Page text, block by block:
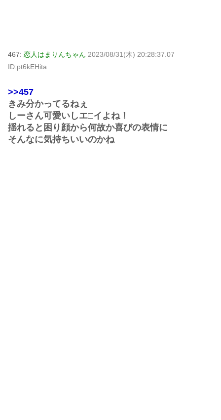
467: 恋人はまりんちゃん 2023/08/31(木) 20:28:37.07
ID:pt6kEHita
>>457
きみ分かってるねぇ
しーさん可愛いしエ□イよね！
揺れると困り顔から何故か喜びの表情に
そんなに気持ちいいのかね